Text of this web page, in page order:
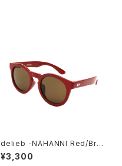
delieb -NAHANNI Red/Bro
wn- KIDSsize
¥3,300